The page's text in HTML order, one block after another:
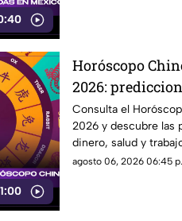
1:00
Horóscopo
2026:
zodiaco chino
Consulta el
2026 y descubre las
dinero, salud y
agosto 06, 2026 06:45